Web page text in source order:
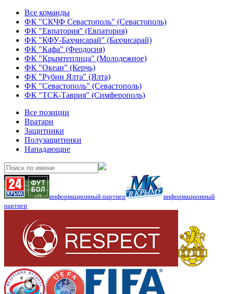
Все команды
ФК "СКЧФ Севастополь" (Севастополь)
ФК "Евпатория" (Евпатория)
ФК "КФУ-Бахчисарай" (Бахчисарай)
ФК "Кафа" (Феодосия)
ФК "Крымтеплица" (Молодежное)
ФК "Океан" (Керчь)
ФК "Рубин Ялта" (Ялта)
ФК "Севастополь" (Севастополь)
ФК "ТСК-Таврия" (Симферополь)
Все позиции
Вратари
Защитники
Полузащитники
Нападающие
информационный партнер
информационный
партнер